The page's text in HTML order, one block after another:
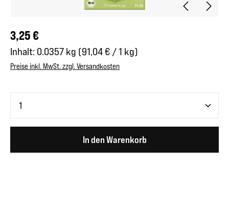
Regulärer Preis:
3,25 €
Inhalt: 0.0357 kg (91,04 € / 1 kg)
Preise inkl. MwSt. zzgl. Versandkosten
In den Warenkorb